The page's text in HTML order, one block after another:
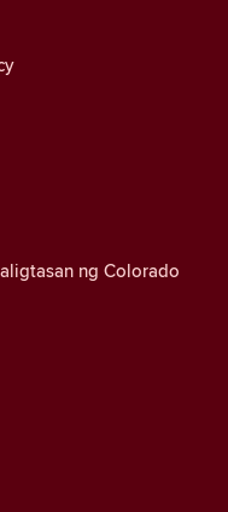
ng Colorado